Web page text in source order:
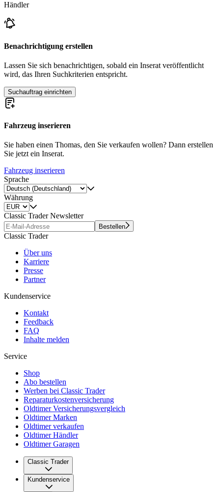
Händler
Benachrichtigung erstellen
Lassen Sie sich benachrichtigen, sobald ein Inserat veröffentlicht
wird, das Ihren Suchkriterien entspricht.
Suchauftrag einrichten
Fahrzeug inserieren
Sie haben einen Thomas, den Sie verkaufen wollen? Dann erstellen
Sie jetzt ein Inserat.
Fahrzeug inserieren
Sprache
Währung
Classic Trader Newsletter
Bestellen
Classic Trader
Über uns
Karriere
Presse
Partner
Kundenservice
Kontakt
Feedback
FAQ
Inhalte melden
Service
Shop
Abo bestellen
Werben bei Classic Trader
Reparaturkostenversicherung
Oldtimer Versicherungsvergleich
Oldtimer Marken
Oldtimer verkaufen
Oldtimer Händler
Oldtimer Garagen
Classic Trader
Über uns
Karriere
Kundenservice